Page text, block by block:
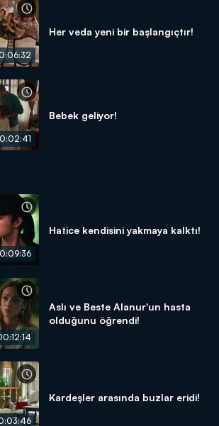
Her veda yeni bir başlangıçtır!
Bebek geliyor!
Hatice kendisini yakmaya kalktı!
Aslı ve Beste Alanur'un hasta
olduğunu öğrendi!
Kardeşler arasında buzlar eridi!